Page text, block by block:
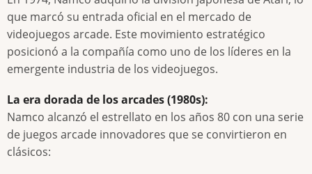
que marcó su entrada oficial en el mercado de
videojuegos arcade. Este movimiento estratégico
posicionó a la compañía como uno de los líderes en la
emergente industria de los videojuegos.
La era dorada de los arcades (1980s):
Namco alcanzó el estrellato en los años 80 con una serie
de juegos arcade innovadores que se convirtieron en
clásicos: